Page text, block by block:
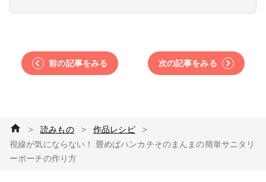
前の記事をみる 次の記事をみる
＞ 読みもの ＞ 作品レシピ ＞
視線が気にならない！ 畳めばハンカチそのまんまの簡単サニタリ
ーポーチの作り方